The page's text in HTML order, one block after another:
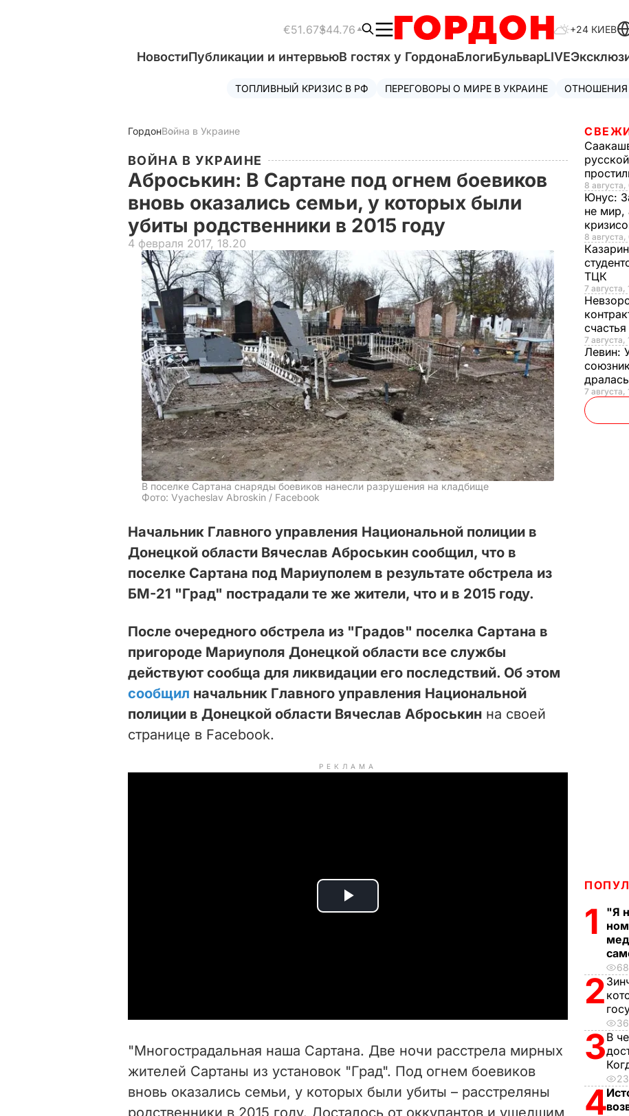
€51.67$44.76 +24 КИЕВ
НовостиПубликации и интервьюВ гостях у ГордонаБлогиБульварLIVE
ТОПЛИВНЫЙ КРИЗИС В РФ ПЕРЕГОВОРЫ О МИРЕ В УКРАИНЕ
ГордонВойна в Украине
ВОЙНА В УКРАИНЕ
Аброськин: В Сартане под огнем боевиков
вновь оказались семьи, у которых были
убиты родственники в 2015 году
4 февраля 2017, 18.20
В поселке Сартана снаряды боевиков нанесли разрушения на кладбище
Фото: Vyacheslav Abroskin / Facebook
Начальник Главного управления Национальной полиции в
Донецкой области Вячеслав Аброськин сообщил, что в
поселке Сартана под Мариуполем в результате обстрела из
БМ-21 "Град" пострадали те же жители, что и в 2015 году.
После очередного обстрела из "Градов" поселка Сартана в
пригороде Мариуполя Донецкой области все службы
действуют сообща для ликвидации его последствий. Об этом
сообщил начальник Главного управления Национальной
полиции в Донецкой области Вячеслав Аброськин на своей
странице в Facebook.
РЕКЛАМА
P
i
d
"Многострадальная наша Сартана. Две ночи расстрела мирных
жителей Сартаны из установок "Град". Под огнем боевиков
вновь оказались семьи, у которых были убиты – расстреляны
родственники в 2015 году. Досталось от оккупантов и ушедшим
8 августа,
Юнус:
не мир,
8
ТЦК
7 августа,
счастья
7 августа,
Левин:
7 августа,
1
"Я
2
3В
4